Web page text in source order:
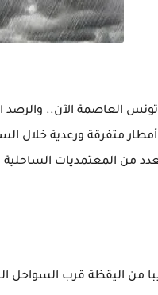
تونس العاصمة الآن..
متفرقة ورعدية خلال
بعدد من المعتمديات
من اليقظة قرب السواحل